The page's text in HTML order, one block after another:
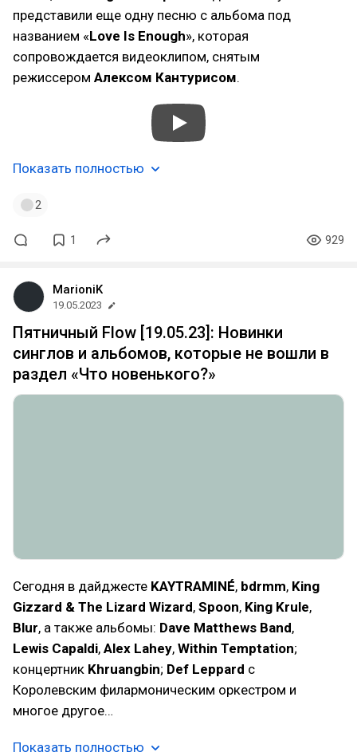
представили еще одну песню с альбома под
названием «Love Is Enough», которая
сопровождается видеоклипом, снятым
режиссером Алексом Кантурисом.
Показать полностью
2
1 929
MarioniK
19.05.2023
Пятничный Flow [19.05.23]: Новинки
синглов и альбомов, которые не вошли в
раздел «Что новенького?»
Сегодня в дайджесте KAYTRAMINÉ, bdrmm, King
Gizzard & The Lizard Wizard, Spoon, King Krule,
Blur, а также альбомы: Dave Matthews Band,
Lewis Capaldi, Alex Lahey, Within Temptation;
концертник Khruangbin; Def Leppard с
Королевским филармоническим оркестром и
многое другое…
Показать полностью